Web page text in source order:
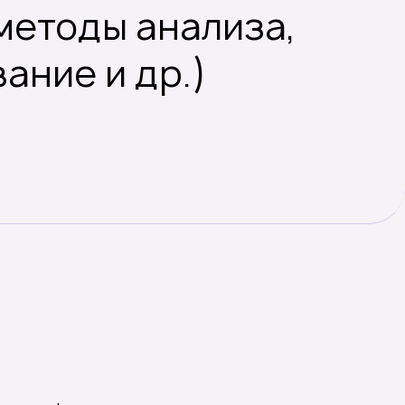
анализа,
и др.)